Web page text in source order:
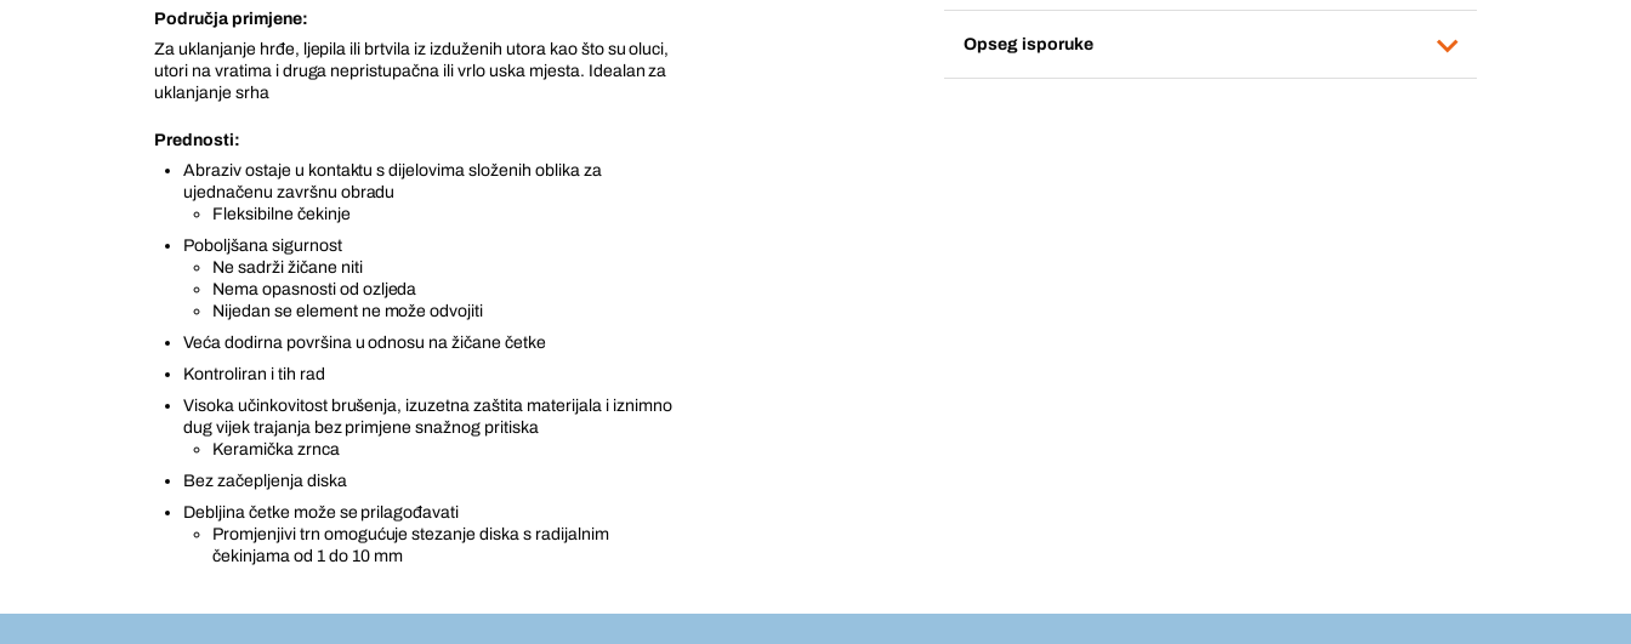
Područja primjene:
Za uklanjanje hrđe, ljepila ili brtvila iz izduženih utora kao što su oluci,
utori na vratima i druga nepristupačna ili vrlo uska mjesta. Idealan za
uklanjanje srha
Prednosti:
Abraziv ostaje u kontaktu s dijelovima složenih oblika za
ujednačenu završnu obradu
Fleksibilne čekinje
Poboljšana sigurnost
Ne sadrži žičane niti
Nema opasnosti od ozljeda
Nijedan se element ne može odvojiti
Veća dodirna površina u odnosu na žičane četke
Kontroliran i tih rad
Visoka učinkovitost brušenja, izuzetna zaštita materijala i iznimno
dug vijek trajanja bez primjene snažnog pritiska
Keramička zrnca
Bez začepljenja diska
Debljina četke može se prilagođavati
Promjenjivi trn omogućuje stezanje diska s radijalnim
čekinjama od 1 do 10 mm
Opseg isporuke